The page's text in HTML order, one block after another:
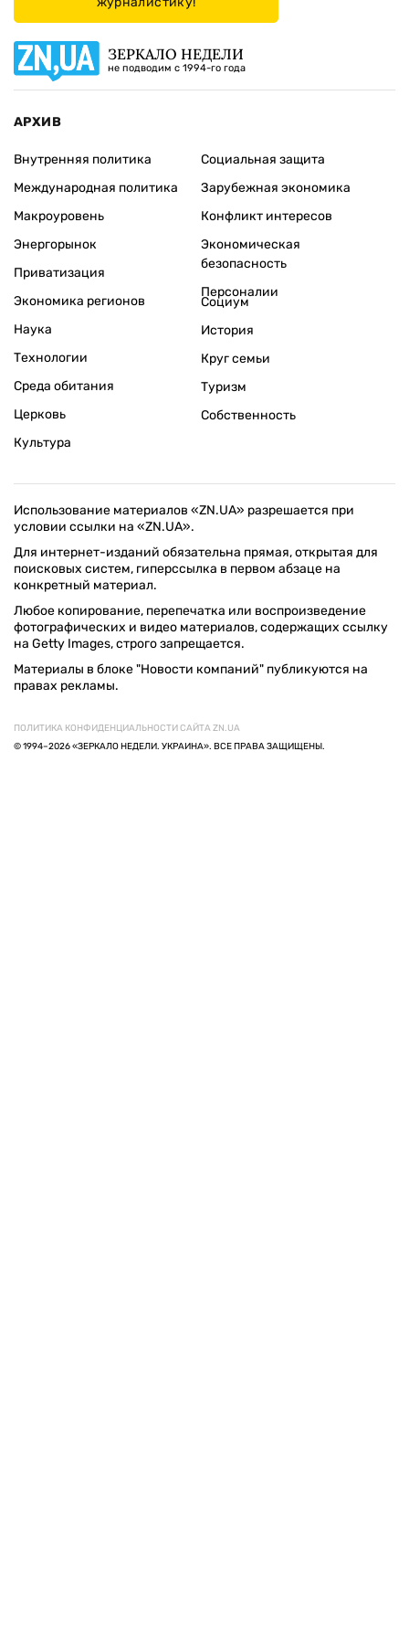
ЗЕРКАЛО НЕДЕЛИ
не подводим с 1994-го года
АРХИВ
Внутренняя политика
Международная политика
Макроуровень
Энергорынок
Приватизация
Экономика регионов
Социальная защита
Зарубежная экономика
Конфликт интересов
Экономическая
безопасность
Персоналии
Наука
Технологии
Среда обитания
Церковь
Культура
Социум
История
Круг семьи
Туризм
Собственность
Использование материалов «ZN.UA» разрешается при
условии ссылки на «ZN.UA».
Для интернет-изданий обязательна прямая, открытая для
поисковых систем, гиперссылка в первом абзаце на
конкретный материал.
Любое копирование, перепечатка или воспроизведение
фотографических и видео материалов, содержащих ссылку
на Getty Images, строго запрещается.
Материалы в блоке "Новости компаний" публикуются на
правах рекламы.
ПОЛИТИКА КОНФИДЕНЦИАЛЬНОСТИ САЙТА ZN.UA
© 1994–2026 «ЗЕРКАЛО НЕДЕЛИ. УКРАИНА». ВСЕ ПРАВА ЗАЩИЩЕНЫ.